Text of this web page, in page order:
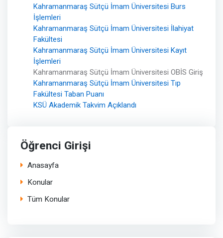
Kahramanmaraş Sütçü İmam Üniversitesi Burs
İşlemleri
Kahramanmaraş Sütçü İmam Üniversitesi İlahiyat
Fakültesi
Kahramanmaraş Sütçü İmam Üniversitesi Kayıt
İşlemleri
Kahramanmaraş Sütçü İmam Üniversitesi OBİS Giriş
Kahramanmaraş Sütçü İmam Üniversitesi Tıp
Fakültesi Taban Puanı
KSÜ Akademik Takvim Açıklandı
Öğrenci Girişi
Anasayfa
Konular
Tüm Konular